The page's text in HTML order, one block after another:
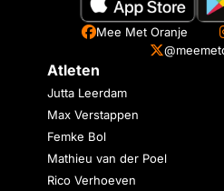
Mee Met Oranje
Atleten
Jutta Leerdam
Max Verstappen
Femke Bol
Mathieu van der Poel
Rico Verhoeven